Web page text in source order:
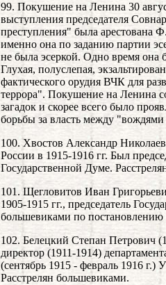
99. Покушение на Ленина 30
выступления председателя
преступления" была арестована
именно она по заданию партии
не была эсеркой. Одно время она
Глухая, полуслепая,
фактического орудия ВЧК для
террора". Покушение на Ленина
загадок и скорее всего было
борьбы за власть между "вождями
100. Хвостов Александр
России в 1915-1916 гг. Был
Государственной Думе.
101. Щегловитов Иван
1905-1915 гг., председатель
большевиками по постановлению
102. Белецкий Степан Петрович
директор (1911-1914)
(сентябрь 1915 - февраль 1916 г.)
Расстрелян большевиками.